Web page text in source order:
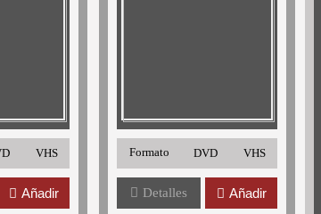
VHS
Añadir
Formato DVD VHS
Detalles Añadir